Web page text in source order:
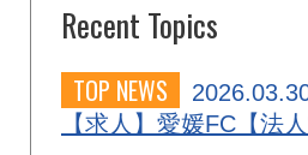
Recent Topics
TOP NEWS
【求人】愛媛FC【法